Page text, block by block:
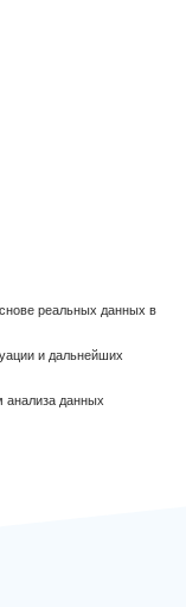
реальных данных в
и дальнейших
анализа данных